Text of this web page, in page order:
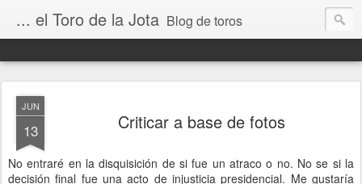
... el Toro de la Jota Blog de toros
JUN
13 Criticar a base de fotos
No entraré en la disquisición de si fue un atraco o no. No se si la
decisión final fue una acto de injusticia presidencial. Me gustaría